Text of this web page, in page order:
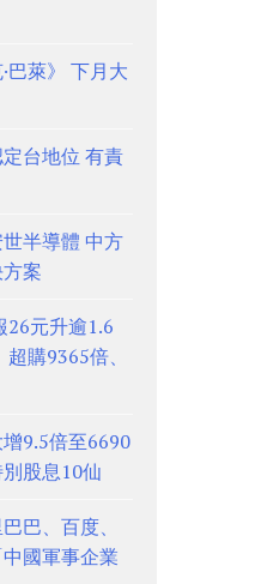
巴萊》 下月大
台地位 有責
半導體 中方
案
26元升逾1.6
購9365倍、
9.5倍至6690
股息10仙
巴、百度、
國軍事企業